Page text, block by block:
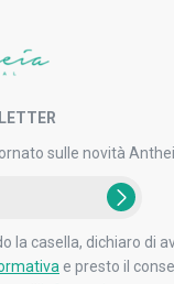
sulle novità
la casella, dichiaro di
e presto il